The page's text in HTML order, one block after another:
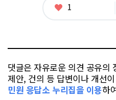
좋1
댓글은 자유로운 의견 공유의
제안, 건의 등 답변이나 개선
민원 응답소 누리집을 이용하